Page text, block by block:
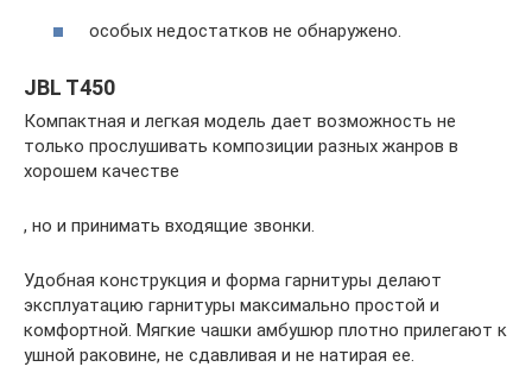
особых недостатков не обнаружено.
JBL T450
Компактная и легкая модель дает возможность не
только прослушивать композиции разных жанров в
хорошем качестве
, но и принимать входящие звонки.
Удобная конструкция и форма гарнитуры делают
эксплуатацию гарнитуры максимально простой и
комфортной. Мягкие чашки амбушюр плотно прилегают к
ушной раковине, не сдавливая и не натирая ее.